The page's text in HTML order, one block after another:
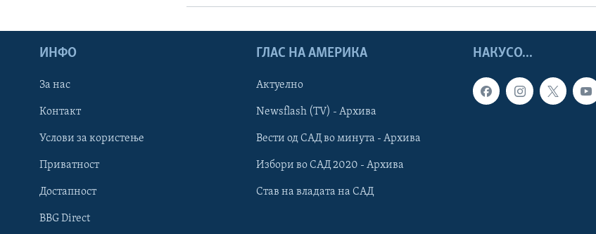
Learning English
НАКУСО...
НАКУСО...
ИНФО
За нас
Контакт
Услови за користење
Приватност
Достапност
BBG Direct
ГЛАС НА АМЕРИКА
Актуелно
Newsflash (TV) - Архива
Вести од САД во минута - Архива
Избори во САД 2020 - Архива
Став на владата на САД